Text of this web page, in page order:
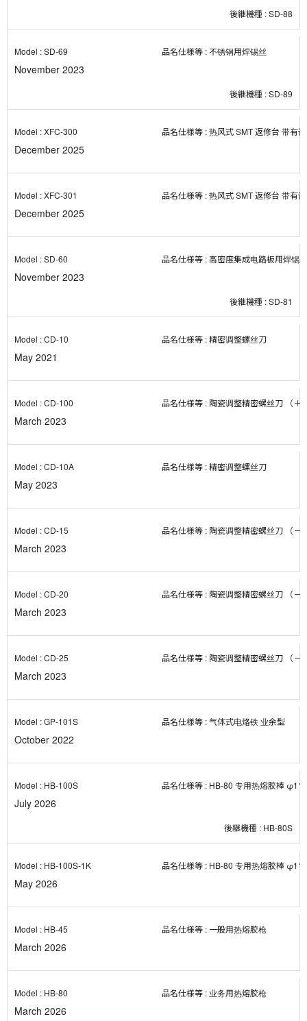
SD-88
SD-69 不锈钢用焊锡丝
November 2023
SD-89
XFC-300 热风式 SMT 返修台 带有
December 2025
XFC-301 热风式 SMT 返修台 带有
December 2025
SD-60 高密度集成电路板用焊锡
November 2023
SD-81
CD-10 精密调整螺丝刀
May 2021
CD-100 陶瓷调整精密螺丝刀 （＋
March 2023
CD-10A 精密调整螺丝刀
May 2023
CD-15 陶瓷调整精密螺丝刀 （－
March 2023
CD-20 陶瓷调整精密螺丝刀 （－
March 2023
CD-25 陶瓷调整精密螺丝刀 （－
March 2023
GP-101S 气体式电烙铁 业余型
October 2022
HB-100S HB-80 专用热熔胶棒
July 2026
HB-80S
HB-100S-1K HB-80 专用热熔胶棒
May 2026
HB-45 一般用热熔胶枪
March 2026
HB-80 业务用热熔胶枪
March 2026